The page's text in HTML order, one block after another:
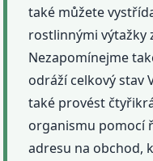
také můžete
rostlinnými výtažky
Nezapomínejme
odráží celkový stav
také provést
organismu pomocí
adresu na obchod,